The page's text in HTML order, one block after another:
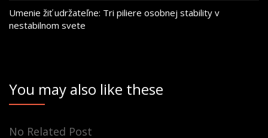
Umenie žiť udržateľne: Tri piliere osobnej stability v
nestabilnom svete
You may also like these
No Related Post